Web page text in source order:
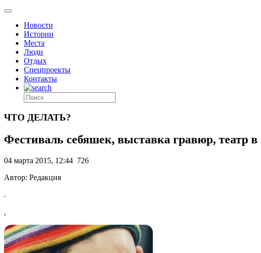
Новости
Истории
Места
Люди
Отдых
Спецпроекты
Контакты
ЧТО ДЕЛАТЬ?
Фестиваль себяшек, выставка гравюр, театр
04 марта 2015, 12:44 726
Автор: Редакция
.
,